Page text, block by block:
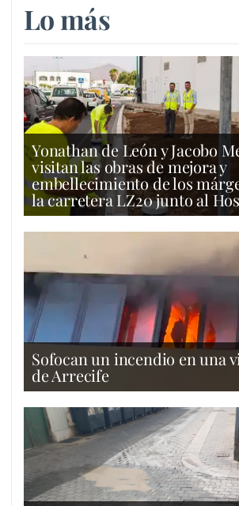
Lo más
Yonathan de León y Jacobo
visitan las obras de mejora y
embellecimiento de los
la carretera LZ20 junto al
Sofocan un incendio en una
de Arrecife